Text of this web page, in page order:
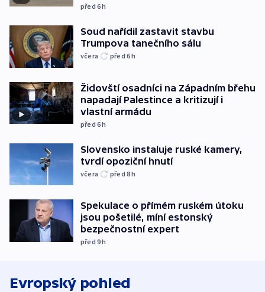
před 6h
Soud nařídil zastavit stavbu
Trumpova tanečního sálu
včera před 6h
Židovští osadníci na Západním břehu
napadají Palestince a kritizují i
vlastní armádu
před 6h
Slovensko instaluje ruské kamery,
tvrdí opoziční hnutí
včera před 8h
Spekulace o přímém ruském útoku
jsou pošetilé, míní estonský
bezpečnostní expert
před 9h
Evropský pohled